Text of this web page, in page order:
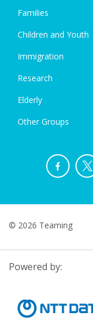
Families
Children and Youth
Immigration
Research
Elderly
Other Groups
© 2026 Teaming
Powered by: